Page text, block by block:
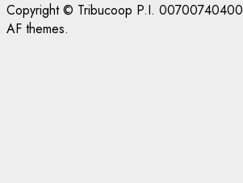
Copyright © Tribucoop P.I. 00700740400
AF themes.